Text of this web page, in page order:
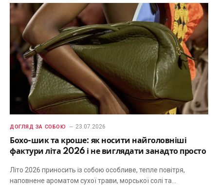
ДОГЛЯД ЗА СОБОЮ 23.07.2026
Бохо-шик та кроше: як носити найголовніші
фактури літа 2026 і не виглядати занадто просто
Літо 2026 приносить із собою особливе, тепле повітря,
наповнене ароматом сухої трави, морської солі та…